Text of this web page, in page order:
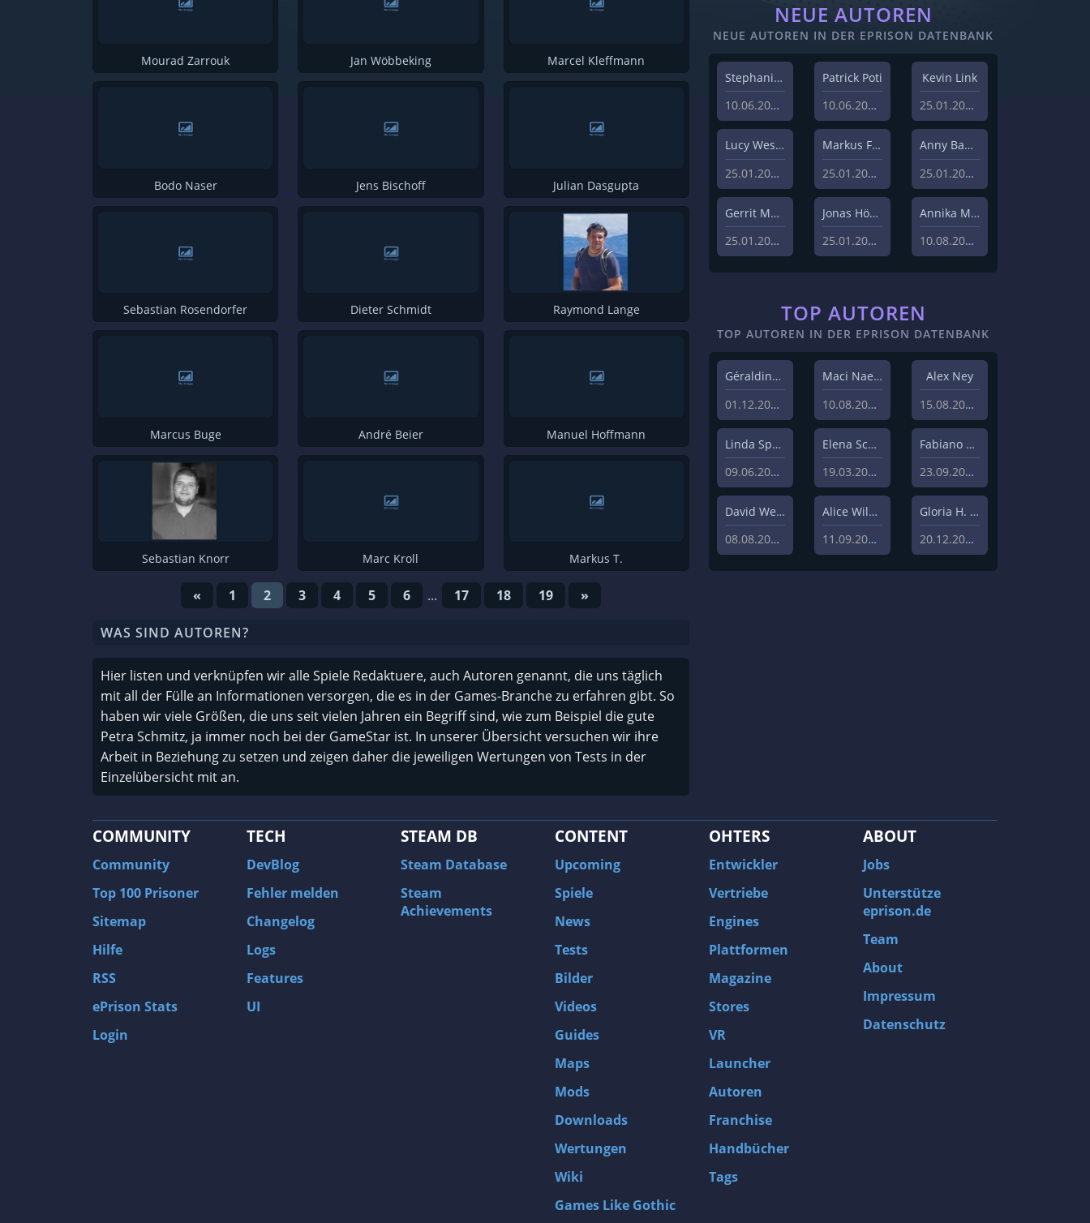
Maci Naeem Cheema
Karsten Scholz
Gloria H. Manderfeld
Matthias Schmid
Christopher Reimers
Ove Frank
Alex Ney
Valentin Aschenbrenner
Katharina Pache
Christiane Biederbeck
Matthias Glanznig
Susanne Lang-Vorhofer
Elena Schulz
Rene Heuser
Thomas Ortsik
Andreas Szedlak
Michael Vogt
Paula Sprödefeld
Fabian Käufer
Sascha Göddenhoff
Ford James
Andreas Herbster
Sven Vößing
Alexander Geisler
Mara Joos
Katharina Reuß
Michael Cherdchupan
Darius Matuschak
Christoph Vent
Ahmet Iscitürk
Christian Schmidt
Manuel Fritsch
Thomas Schmitz
Dustin Gerstenberger-Zange
Thomas Szedlak
Sven Huber
Sven Huber
Matthias Dammes
Peter Grubmair
Patrick Winter
Max Falkenstern
Marcus Heckler
Robin Rottmann
Adam Smieja
Pit Hermes
Marcus Rätzke
Jochen Redinger
Mick Schnelle
Andreas Ludwig
Benjamin Blum
Benjamin Dadash-Natadj
Philipp Kleidt
Mourad Zarrouk Jan Wöbbeking Marcel Kleffmann
Bodo Naser Jens Bischoff Julian Dasgupta
Sebastian Rosendorfer Dieter Schmidt Raymond Lange
Marcus Buge André Beier Manuel Hoffmann
Sebastian Knorr Marc Kroll Markus T.
« 1 2 3 4 5 6 ... 17 18 19 »
WAS SIND AUTOREN?
Hier listen und verknüpfen wir alle Spiele Redaktuere, auch Autoren genannt, die uns täglich
mit all der Fülle an Informationen versorgen, die es in der Games-Branche zu erfahren gibt. So
haben wir viele Größen, die uns seit vielen Jahren ein Begriff sind, wie zum Beispiel die gute
Petra Schmitz, ja immer noch bei der GameStar ist. In unserer Übersicht versuchen wir ihre
Arbeit in Beziehung zu setzen und zeigen daher die jeweiligen Wertungen von Tests in der
Einzelübersicht mit an.
NEUE AUTOREN
NEUE AUTOREN IN DER EPRISON DATENBANK
Stephanie Schlottag
10.06.2026
Patrick Poti
10.06.2026
Kevin Link
25.01.2024
Lucy Westphal
25.01.2024
Markus Fiedler
25.01.2024
Anny Bader
25.01.2024
Gerrit Menk
25.01.2024
Jonas Höger
25.01.2024
Annika Menzel
10.08.2023
TOP AUTOREN
TOP AUTOREN IN DER EPRISON DATENBANK
Géraldine Hohmann
01.12.2020
Maci Naeem Cheema
10.08.2020
Alex Ney
15.08.2019
Linda Sprenger
09.06.2019
Elena Schulz
19.03.2019
Fabiano Uslenghi
23.09.2019
David Weisz
08.08.2020
Alice Wilczynski
11.09.2020
Gloria H. Manderfeld
20.12.2019
COMMUNITY
Community
Top 100 Prisoner
Sitemap
Hilfe
RSS
ePrison Stats
Login
TECH
DevBlog
Fehler melden
Changelog
Logs
Features
UI
STEAM DB
Steam Database
Steam
Achievements
CONTENT
Upcoming
Spiele
News
Tests
Bilder
Videos
Guides
Maps
Mods
Downloads
Wertungen
Wiki
Games Like Gothic
OHTERS
Entwickler
Vertriebe
Engines
Plattformen
Magazine
Stores
VR
Launcher
Autoren
Franchise
Handbücher
Tags
ABOUT
Jobs
Unterstütze
eprison.de
Team
About
Impressum
Datenschutz